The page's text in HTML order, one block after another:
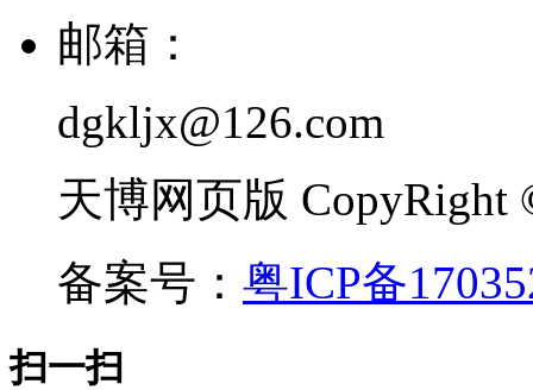
邮箱：
dgkljx@126.com
天博网页版 CopyRight
备案号： 粤ICP备
扫一扫